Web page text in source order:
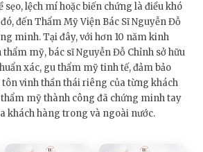
lệch mí hoặc biến chứng là điều khó
đến Thẩm Mỹ Viện Bác Sĩ Nguyễn Đỗ
minh. Tại đây, với hơn 10 năm kinh
mỹ, bác sĩ Nguyễn Đỗ Chỉnh sở hữu
xác, gu thẩm mỹ tinh tế, đảm bảo
vinh thần thái riêng của từng khách
mỹ thành công đã chứng minh tay
khách hàng trong và ngoài nước.